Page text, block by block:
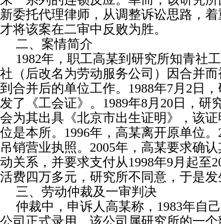
新委托代理律师，从调整诉讼思路，
才将该案在二审中反败为胜。
二、案情简介
1982年，职工高某到研究所知青社
社（后改名为劳动服务公司）因合并
到合并后的单位工作。 1988年7月 2 日
发了《工会证》。 1989年8月 20 日 ，研
会为其出具《北京市出生证明》，该
位是本所。 1996年，高某离开原单位。
吊销营业执照。 2005年，高某要求确
动关系，并要求支付从1998年9月起至
活费四万多元，研究所不同意，于是
三、劳动仲裁及一审判决
仲裁中，申诉人高某称， 1983年自